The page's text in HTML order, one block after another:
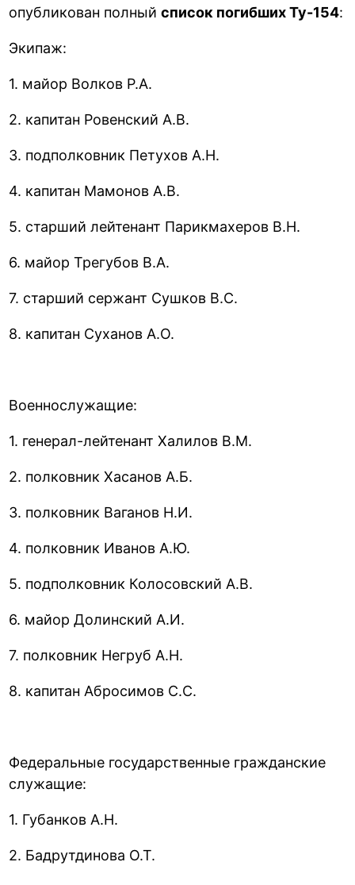
опубликован полныйсписок погибших Ту-154:
Экипаж:
1. майор Волков Р.А.
2. капитан Ровенский А.В.
3. подполковник Петухов А.Н.
4. капитан Мамонов А.В.
5. старший лейтенант Парикмахеров В.Н.
6. майор Трегубов В.А.
7. старший сержант Сушков B.C.
8. капитан Суханов А.О.
Военнослужащие:
1. генерал-лейтенант Халилов В.М.
2. полковник Хасанов А.Б.
3. полковник Ваганов Н.И.
4. полковник Иванов А.Ю.
5. подполковник Колосовский А.В.
6. майор Долинский А.И.
7. полковник Негруб А.Н.
8. капитан Абросимов С.С.
Федеральные государственные гражданские
служащие:
1. Губанков А.Н.
2. Бадрутдинова О.Т.